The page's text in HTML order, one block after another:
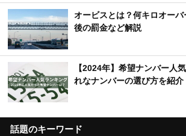
オービスとは？何キロオー
後の罰金など解説
【2024年】希望ナンバー人
れなナンバーの選び方を紹介
話題のキーワード